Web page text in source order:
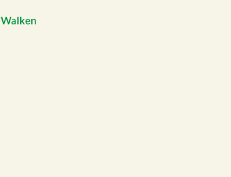
Walken